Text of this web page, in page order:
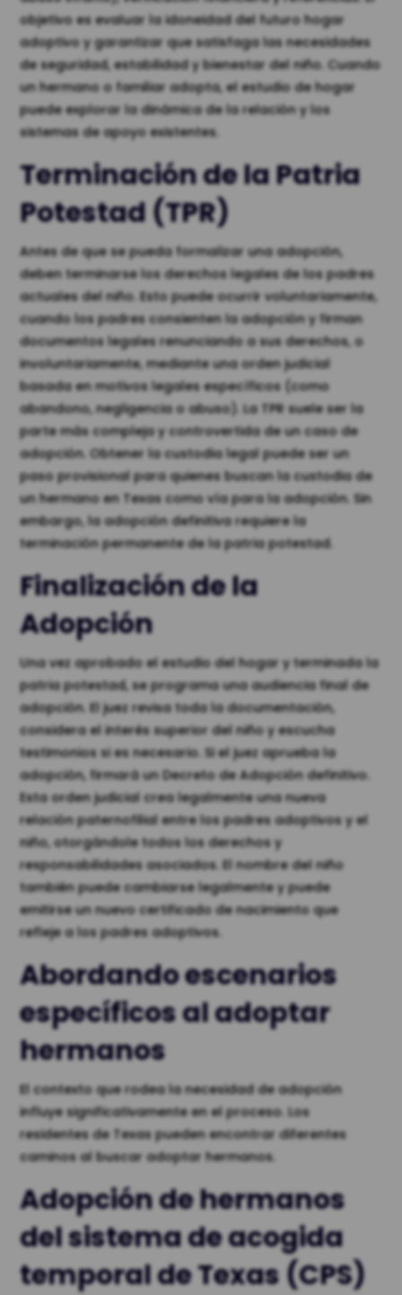
objetivo es evaluar la idoneidad del futuro hogar
adoptivo y garantizar que satisfaga las necesidades
de seguridad, estabilidad y bienestar del niño. Cuando
un hermano o familiar adopta, el estudio de hogar
puede explorar la dinámica de la relación y los
sistemas de apoyo existentes.
Terminación de la Patria
Potestad (TPR)
Antes de que se pueda formalizar una adopción,
deben terminarse los derechos legales de los padres
actuales del niño. Esto puede ocurrir voluntariamente,
cuando los padres consienten la adopción y firman
documentos legales renunciando a sus derechos, o
involuntariamente, mediante una orden judicial
basada en motivos legales específicos (como
abandono, negligencia o abuso). La TPR suele ser la
parte más compleja y controvertida de un caso de
adopción. Obtener la custodia legal puede ser un
paso provisional para quienes buscan la custodia de
un hermano en Texas como vía para la adopción. Sin
embargo, la adopción definitiva requiere la
terminación permanente de la patria potestad.
Finalización de la
Adopción
Una vez aprobado el estudio del hogar y terminada la
patria potestad, se programa una audiencia final de
adopción. El juez revisa toda la documentación,
considera el interés superior del niño y escucha
testimonios si es necesario. Si el juez aprueba la
adopción, firmará un Decreto de Adopción definitivo.
Esta orden judicial crea legalmente una nueva
relación paternofilial entre los padres adoptivos y el
niño, otorgándole todos los derechos y
responsabilidades asociados. El nombre del niño
también puede cambiarse legalmente y puede
emitirse un nuevo certificado de nacimiento que
refleje a los padres adoptivos.
Abordando escenarios
específicos al adoptar
hermanos
El contexto que rodea la necesidad de adopción
influye significativamente en el proceso. Los
residentes de Texas pueden encontrar diferentes
caminos al buscar adoptar hermanos.
Adopción de hermanos
del sistema de acogida
temporal de Texas (CPS)